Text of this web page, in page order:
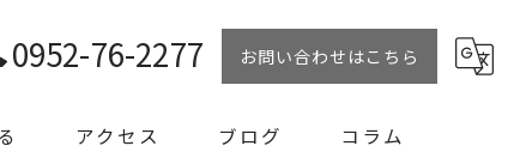
0952-76-2277 お問い合わせはこちら
アクセス ブログ コラム